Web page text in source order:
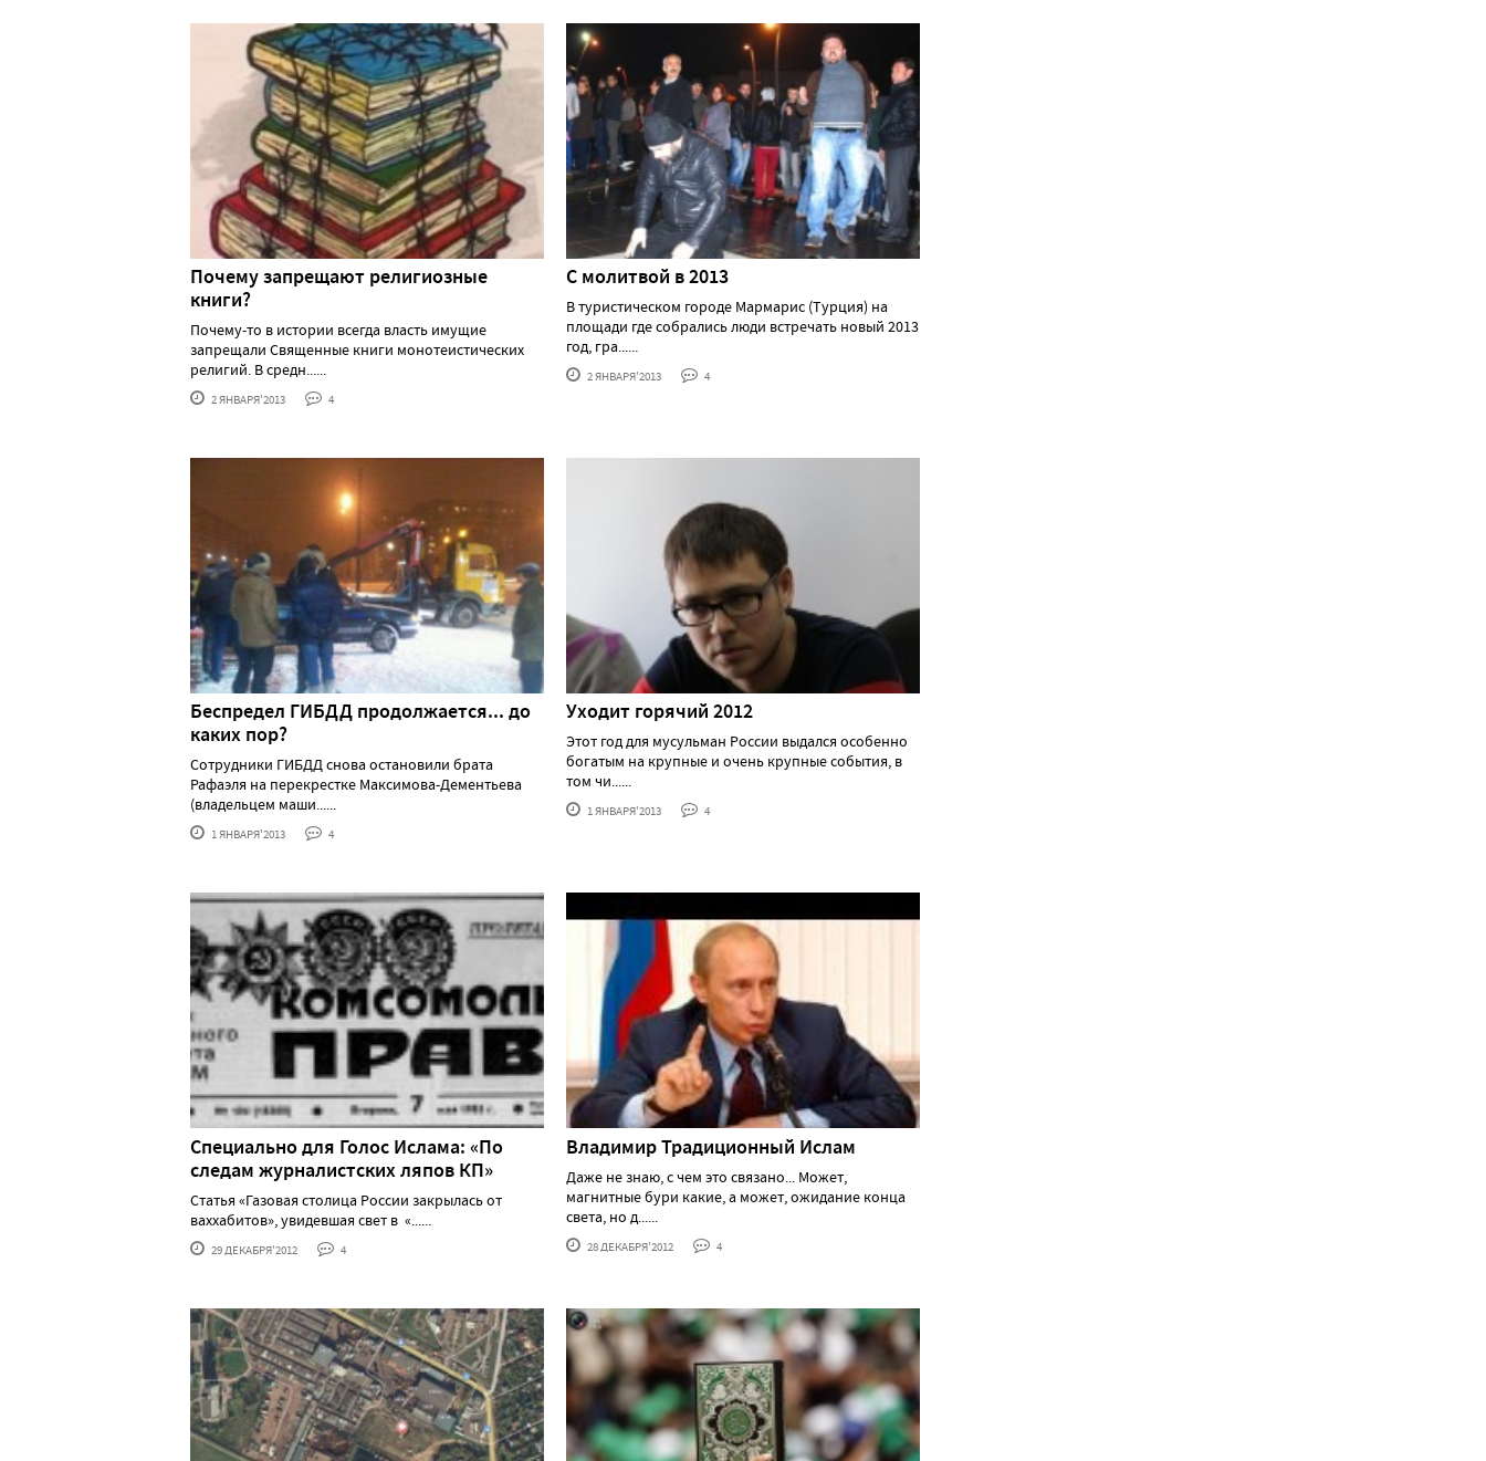
Почему запрещают религиозные
книги?
Почему-то в истории всегда власть имущие
запрещали Священные книги монотеистических
религий. В средн......
2 ЯНВАРЯ'2013 4
С молитвой в 2013
В туристическом городе Мармарис (Турция) на
площади где собрались люди встречать новый 2013
год, гра......
2 ЯНВАРЯ'2013 4
Беспредел ГИБДД продолжается... до
каких пор?
Сотрудники ГИБДД снова остановили брата
Рафаэля на перекрестке Максимова-Дементьева
(владельцем маши......
1 ЯНВАРЯ'2013 4
Уходит горячий 2012
Этот год для мусульман России выдался особенно
богатым на крупные и очень крупные события, в
том чи......
1 ЯНВАРЯ'2013 4
Cпециально для Голос Ислама: «По
следам журналистских ляпов КП»
Статья «Газовая столица России закрылась от
ваххабитов», увидевшая свет в «......
29 ДЕКАБРЯ'2012 4
Владимир Традиционный Ислам
Даже не знаю, с чем это связано... Может,
магнитные бури какие, а может, ожидание конца
света, но д......
28 ДЕКАБРЯ'2012 4